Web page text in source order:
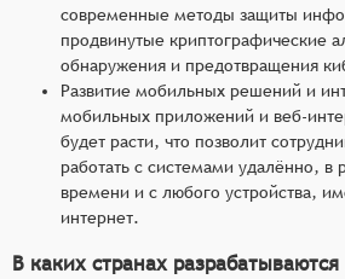
современные методы защиты
продвинутые криптографические
обнаружения и предотвращения
Развитие мобильных решений и
мобильных приложений и веб-
будет расти, что позволит
работать с системами удалённо, в
времени и с любого устройства,
интернет.
В каких странах